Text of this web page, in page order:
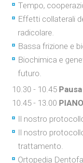
Tempo,
Effetti collaterali
radicolare.
Bassa frizione e
Biochimica e
futuro.
10.30 - 10.45
10.45 - 13.00
Il nostro
Il nostro
trattamento.
Ortopedia